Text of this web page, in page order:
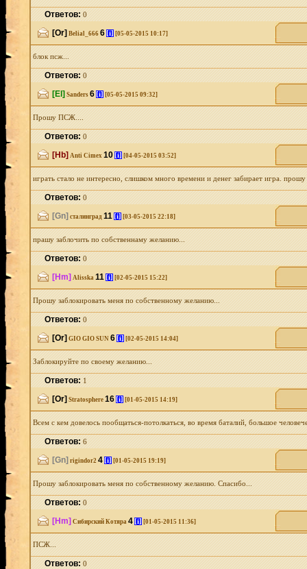
Ответов:0
[Or] Belial_666 6 [i] [05-05-2015 10:17]
блок псж...
Ответов:0
[El] Sanders 6 [i] [05-05-2015 09:32]
Прошу ПСЖ....
Ответов:0
[Hb] Anti Cimex 10 [i] [04-05-2015 03:52]
играть стало не интересно, слишком много времени и денег забирает игра.
Ответов:0
[Gn] сталинград 11 [i] [03-05-2015 22:18]
прашу заблочить по собственнаму желанию...
Ответов:0
[Hm] Alisska 11 [i] [02-05-2015 15:22]
Прошу заблокировать меня по собственному желанию...
Ответов:0
[Or] GIO GIO SUN 6 [i] [02-05-2015 14:04]
Заблокируйте по своему желанию...
Ответов:1
[Or] Stratosphere 16 [i] [01-05-2015 14:19]
Всем с кем довелось пообщаться-потолкаться, во время баталий, большое
Ответов:6
[Gn] rigindor2 4 [i] [01-05-2015 19:19]
Прошу заблокировать меня по собственному желанию. Спасибо...
Ответов:0
[Hm] Сибирский Котяра 4 [i] [01-05-2015 11:36]
ПСЖ...
Ответов:0